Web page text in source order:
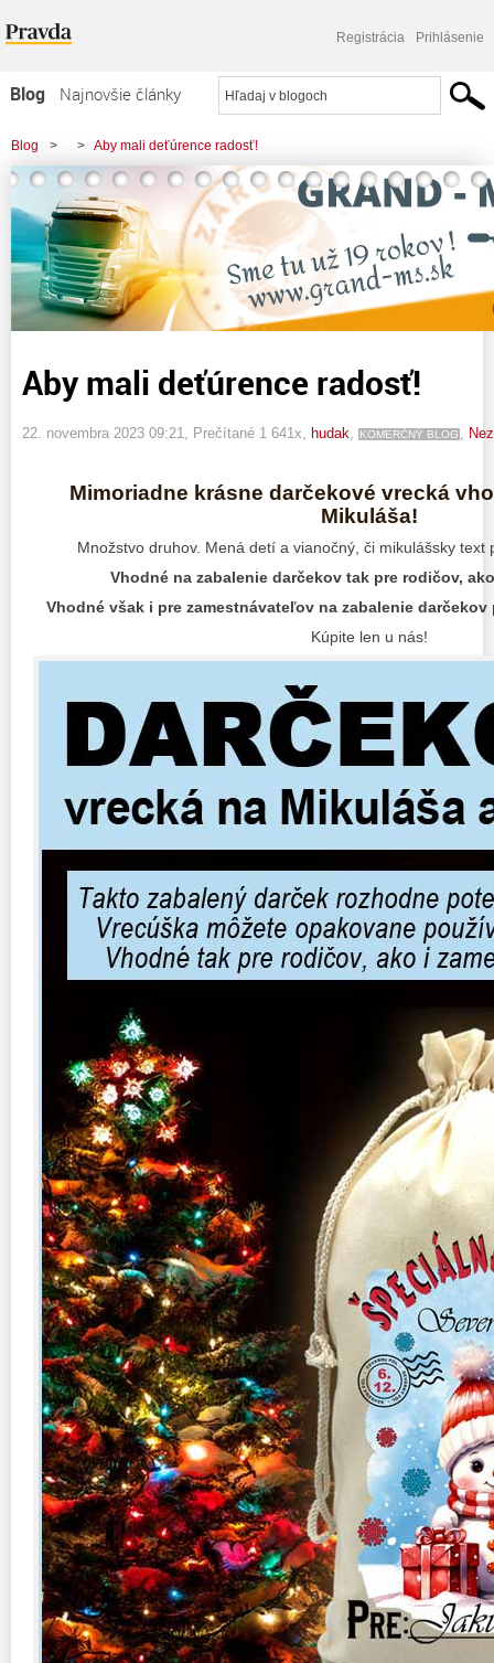
Registrácia Prihlásenie
Blog
Najnovšie články
Najčítanejšie články
Najkomentovanejšie články
Zoznam blogov
Komerčné blogy
Blog > > Aby mali deťúrence radosť!
Aby mali deťúrence radosť!
22. novembra 2023 09:21 , Prečítané 1 641x, hudak KOMERČNÝ BLOG
Mimoriadne krásne darčekové vrecká
Mikuláša!
Množstvo druhov. Mená detí a vianočný, či mikulášsky text
Vhodné na zabalenie darčekov tak pre rodičov,
Vhodné však i pre zamestnávateľov na zabalenie
Kúpite len u nás!